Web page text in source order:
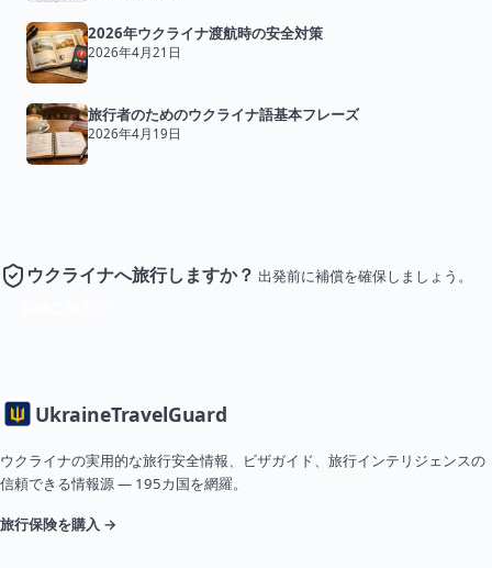
2026年ウクライナ渡航時の安全対策
2026年4月21日
旅行者のためのウクライナ語基本フレーズ
2026年4月19日
ウクライナへ旅行しますか？ 出発前に補償を確保しましょう。
UkraineTravelGuard
ウクライナの実用的な旅行安全情報、ビザガイド、旅行インテリジェンスの
信頼できる情報源 — 195カ国を網羅。
旅行保険を購入 →